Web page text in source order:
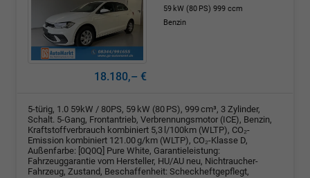
59 kW (80 PS) 999 ccm
Benzin
18.180,– €
5-türig, 1.0 59kW / 80PS, 59 kW (80 PS), 999 cm³, 3 Zylinder,
Schalt. 5-Gang, Frontantrieb, Verbrennungsmotor (ICE), Benzin,
Kraftstoffverbrauch kombiniert 5,3 l/100km (WLTP), CO₂-
Emission kombiniert 121.00 g/km (WLTP), CO₂-Klasse D,
Außenfarbe: [0Q0Q] Pure White, Garantieleistung:
Fahrzeuggarantie vom Hersteller, HU/AU neu, Nichtraucher-
Fahrzeug, Zustand, Beschaffenheit: Scheckheftgepflegt,